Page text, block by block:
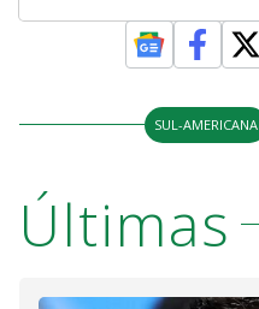
SUL-AMERICANA
Últimas